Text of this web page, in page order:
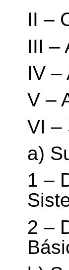
II –
III –
IV –
V –
VI –
a)
1 –
2 –